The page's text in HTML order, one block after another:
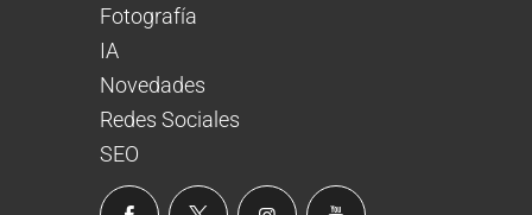
Fotografía
IA
Novedades
Redes Sociales
SEO